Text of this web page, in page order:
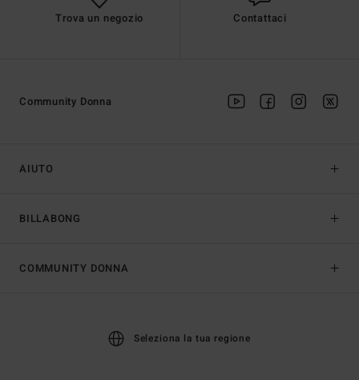
Trova un negozio Contattaci
AIUTO
BILLABONG
Community Donna
COMMUNITY DONNA
Seleziona la tua regione